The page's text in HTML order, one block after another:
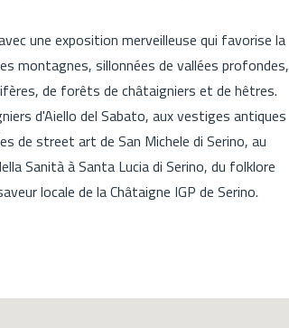
une exposition merveilleuse qui favorise la
montagnes, sillonnées de vallées profondes,
de forêts de châtaigniers et de hêtres.
d'Aiello del Sabato, aux vestiges antiques
de street art de San Michele di Serino, au
Sanità à Santa Lucia di Serino, du folklore
locale de la Châtaigne IGP de Serino.